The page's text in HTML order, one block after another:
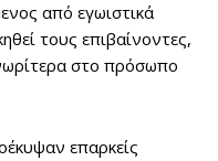
από εγωιστικά
τους επιβαίνοντες,
στο πρόσωπο
επαρκείς